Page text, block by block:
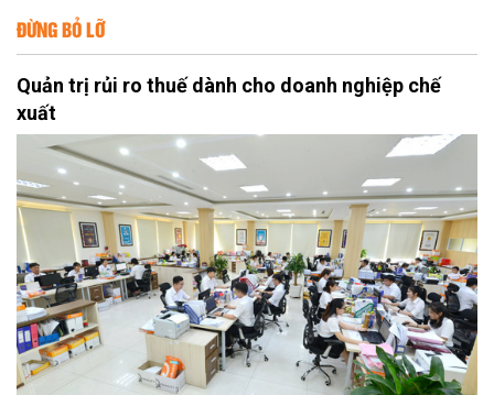
ĐỪNG BỎ LỠ
Quản trị rủi ro thuế dành cho doanh nghiệp chế
xuất